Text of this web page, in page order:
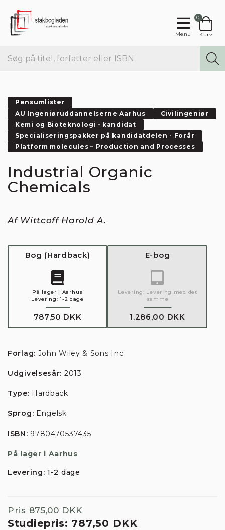
Menu
0
Kurv
Pensumlister
AU Ingeniøruddannelserne Aarhus
Civilingeniør
Kemi og Bioteknologi - kandidat
Specialiseringspakker på kandidatdelen - Forår
Platform molecules – Production and Processes
Industrial Organic
Chemicals
Af Wittcoff Harold A.
Bog (Hardback)
På lager i Aarhus
Levering: 1-2 dage
787,50 DKK
E-bog
Levering: Levering med det
samme
1.286,00 DKK
Forlag: John Wiley & Sons Inc
Udgivelsesår: 2013
Type: Hardback
Sprog: Engelsk
ISBN: 9780470537435
På lager i Aarhus
Levering: 1-2 dage
Pris 875,00 DKK
Studiepris: 787,50 DKK